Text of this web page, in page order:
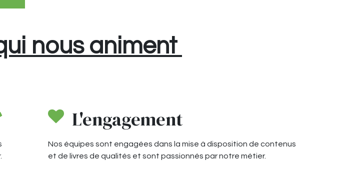
nous animent
L'engagement
Nos équipes sont engagées dans la mise à disposition de contenus
et de livres de qualités et sont passionnés par notre métier.